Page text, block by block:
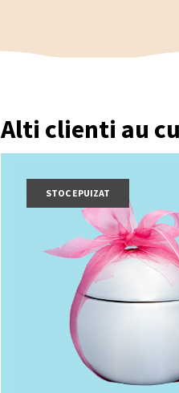
Alti clienti au
STOC EPUIZAT